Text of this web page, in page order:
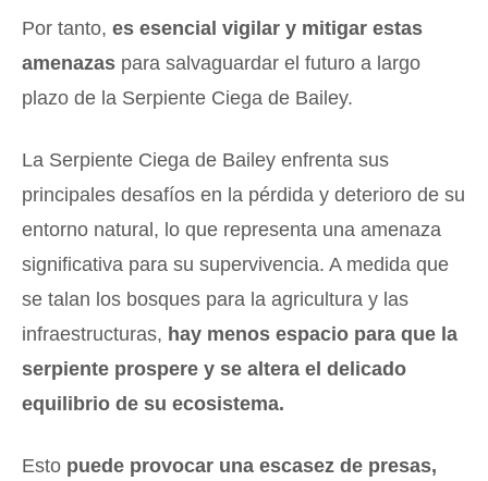
Por tanto, es esencial vigilar y mitigar estas
amenazas para salvaguardar el futuro a largo
plazo de la Serpiente Ciega de Bailey.
La Serpiente Ciega de Bailey enfrenta sus
principales desafíos en la pérdida y deterioro de su
entorno natural, lo que representa una amenaza
significativa para su supervivencia. A medida que
se talan los bosques para la agricultura y las
infraestructuras, hay menos espacio para que la
serpiente prospere y se altera el delicado
equilibrio de su ecosistema.
Esto puede provocar una escasez de presas,